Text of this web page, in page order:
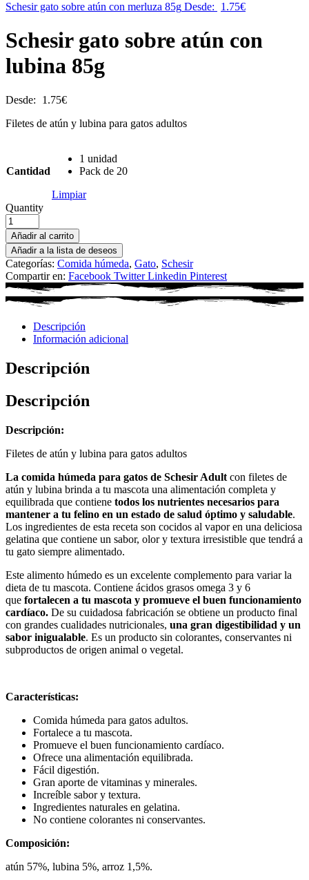
Schesir gato sobre atún con merluza 85g Desde: 1.75€
Schesir gato sobre atún con
lubina 85g
Desde: 1.75€
Filetes de atún y lubina para gatos adultos
Cantidad
1 unidad
Pack de 20
Limpiar
Quantity
Añadir al carrito
Añadir a la lista de deseos
Categorías: Comida húmeda, Gato, Schesir
Compartir en: Facebook Twitter Linkedin Pinterest
Descripción
Información adicional
Descripción
Descripción
Descripción:
Filetes de atún y lubina para gatos adultos
La comida húmeda para gatos de Schesir Adult con filetes de
atún y lubina brinda a tu mascota una alimentación completa y
equilibrada que contiene todos los nutrientes necesarios para
mantener a tu felino en un estado de salud óptimo y saludable.
Los ingredientes de esta receta son cocidos al vapor en una deliciosa
gelatina que contiene un sabor, olor y textura irresistible que tendrá a
tu gato siempre alimentado.
Este alimento húmedo es un excelente complemento para variar la
dieta de tu mascota. Contiene ácidos grasos omega 3 y 6
que fortalecen a tu mascota y promueve el buen funcionamiento
cardíaco. De su cuidadosa fabricación se obtiene un producto final
con grandes cualidades nutricionales, una gran digestibilidad y un
sabor inigualable. Es un producto sin colorantes, conservantes ni
subproductos de origen animal o vegetal.
Características:
Comida húmeda para gatos adultos.
Fortalece a tu mascota.
Promueve el buen funcionamiento cardíaco.
Ofrece una alimentación equilibrada.
Fácil digestión.
Gran aporte de vitaminas y minerales.
Increíble sabor y textura.
Ingredientes naturales en gelatina.
No contiene colorantes ni conservantes.
Composición:
atún 57%, lubina 5%, arroz 1,5%.